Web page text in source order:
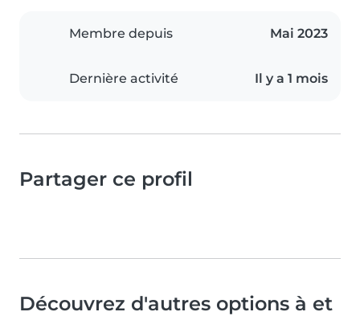
Membre depuis Mai 2023
Dernière activité Il y a 1 mois
Partager ce profil
Découvrez d'autres options à et